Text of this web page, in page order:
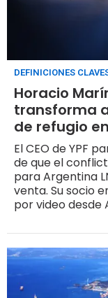
DEFINICIONES
Horacio
transforma
de refugio
El CEO de YPF
de que el
para Argentina
venta. Su socio
por video desde